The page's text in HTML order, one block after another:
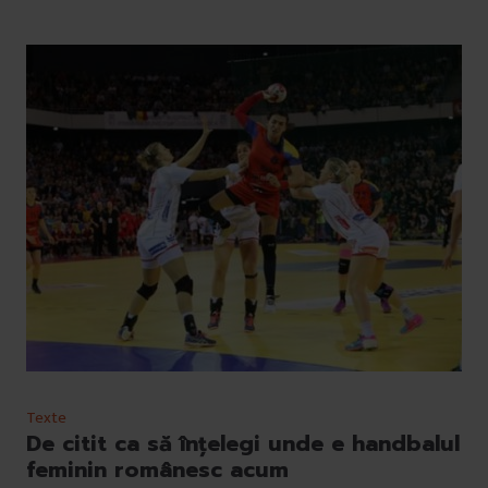
Texte
De citit ca să înțelegi unde e handbalul
feminin românesc acum